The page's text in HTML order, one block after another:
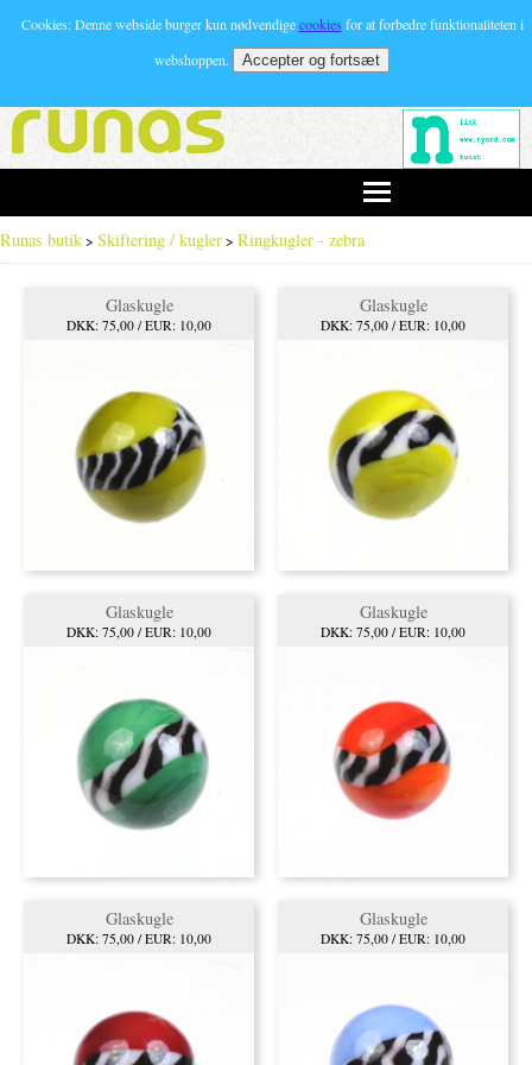
Runas butik> Skiftering / kugler> Ringkugler - zebra
Glaskugle
DKK: 75,00 / EUR: 10,00
Glaskugle
DKK: 75,00 / EUR: 10,00
Glaskugle
DKK: 75,00 / EUR: 10,00
Glaskugle
DKK: 75,00 / EUR: 10,00
Glaskugle
DKK: 75,00 / EUR: 10,00
Glaskugle
DKK: 75,00 / EUR: 10,00
Cookies: Denne webside burger kun nødvendigecookies for at forbedre funktionaliteten i
webshoppen.